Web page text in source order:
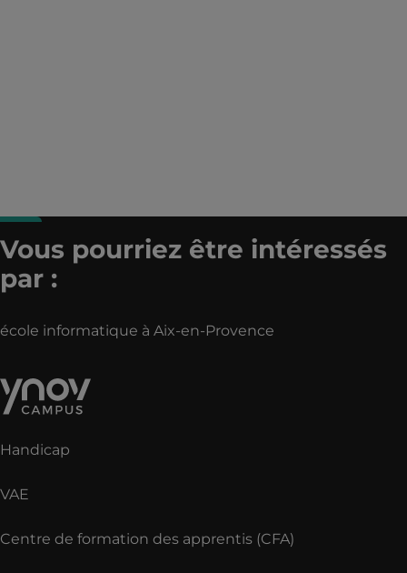
Vous pourriez être intéressés
par :
école informatique à Aix-en-Provence
Handicap
VAE
Centre de formation des apprentis (CFA)